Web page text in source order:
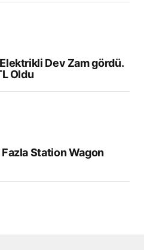
Dev Zam gördü.
Oldu
Fazla Station Wagon